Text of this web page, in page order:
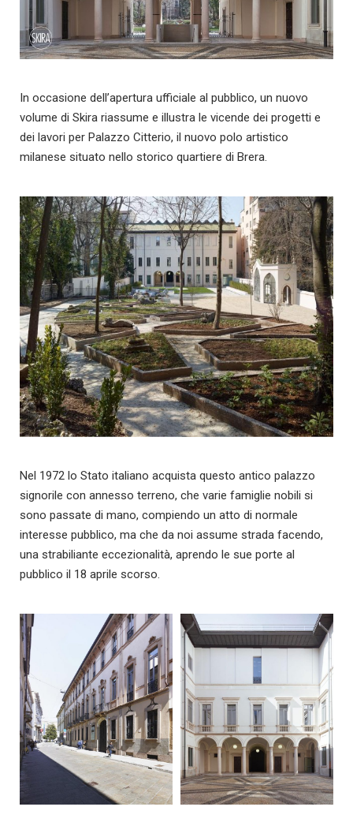
In occasione dell’apertura ufficiale al pubblico, un nuovo
volume di Skira riassume e illustra le vicende dei progetti e
dei lavori per Palazzo Citterio, il nuovo polo artistico
milanese situato nello storico quartiere di Brera.
Nel 1972 lo Stato italiano acquista questo antico palazzo
signorile con annesso terreno, che varie famiglie nobili si
sono passate di mano, compiendo un atto di normale
interesse pubblico, ma che da noi assume strada facendo,
una strabiliante eccezionalità, aprendo le sue porte al
pubblico il 18 aprile scorso.